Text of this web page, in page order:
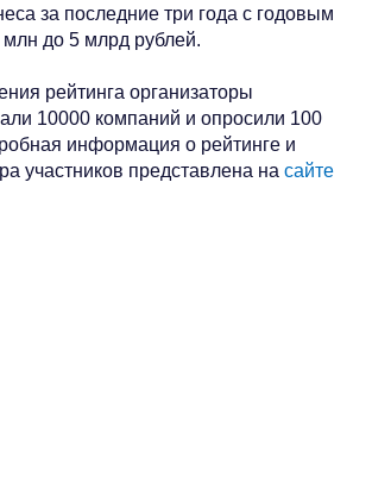
за последние три года с годовым
до 5 млрд рублей.
рейтинга организаторы
10000 компаний и опросили 100
информация о рейтинге и
участников представлена на сайте